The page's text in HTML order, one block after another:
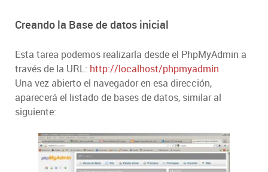
Creando la Base de datos inicial
Esta tarea podemos realizarla desde el PhpMyAdmin a
través de la URL: http://localhost/phpmyadmin
Una vez abierto el navegador en esa dirección,
aparecerá el listado de bases de datos, similar al
siguiente: